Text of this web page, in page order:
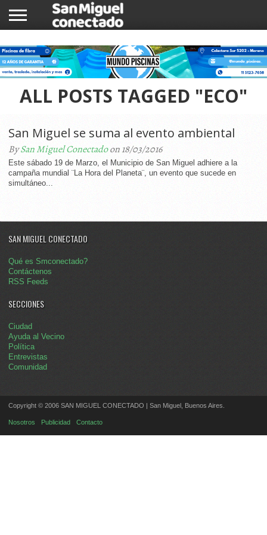
NOTICIAS
COMUNIDAD
COMERCIOS
ALL POSTS TAGGED "ECO"
San Miguel se suma al evento ambiental
BySan Miguel Conectadoon 18/03/2016
Este sábado 19 de Marzo, el Municipio de San Miguel adhiere a la
campaña mundial ¨La Hora del Planeta¨, un evento que sucede en
simultáneo...
SAN MIGUEL CONECTADO
Qué es Smconectado?
Contáctenos
RSS Feeds
SECCIONES
Ciudad
Ayuda al Vecino
Política
Entrevistas
Comunidad
Copyright © 2006 SAN MIGUEL CONECTADO | San Miguel, Buenos Aires.
Nosotros Publicidad Contacto